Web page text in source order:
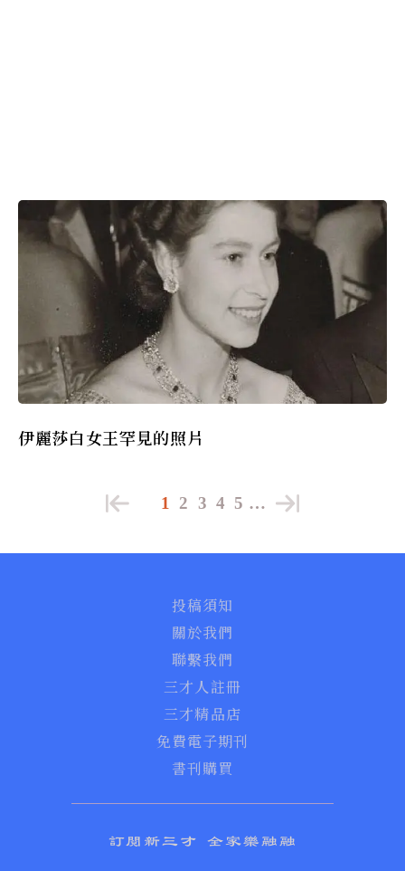
伊麗莎白女王罕見的照片
1 2 3 4 5 …
投稿須知
關於我們
聯繫我們
三才人註冊
三才精品店
免費電子期刊
書刊購買
訂閱新三才 全家樂融融